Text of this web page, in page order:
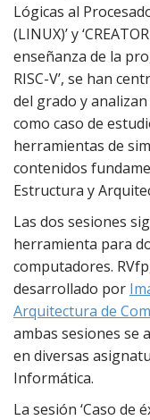
Lógicas al
(LINUX)’ y
enseñanza de la
RISC-V’, se han
del grado y
como caso de
herramientas de
contenidos
Estructura y
Las dos sesiones
herramienta para
computadores.
desarrollado por
Arquitectura de
ambas sesiones se
en diversas
Informática.
La sesión ‘Caso de